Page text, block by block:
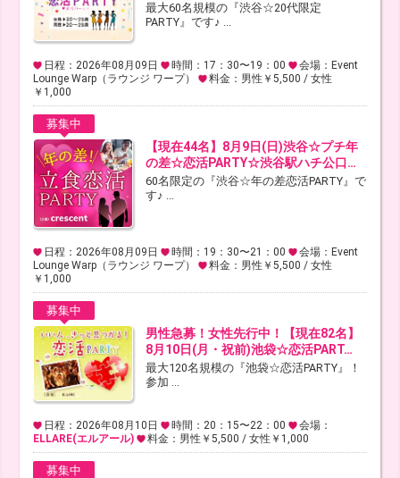
最大60名規模の『渋谷☆20代限定
PARTY』です♪ ...
日程：2026年08月09日 時間：17：30〜19：00
会場：Event
Lounge Warp（ラウンジ ワープ）
料金：男性￥5,500 / 女性
￥1,000
募集中
【現在44名】8月9日(日)渋谷☆プチ年
の差☆恋活PARTY☆渋谷駅ハチ公口…
60名限定の『渋谷☆年の差恋活PARTY』で
す♪ ...
日程：2026年08月09日 時間：19：30〜21：00
会場：Event
Lounge Warp（ラウンジ ワープ）
料金：男性￥5,500 / 女性
￥1,000
募集中
男性急募！女性先行中！【現在82名】
8月10日(月・祝前)池袋☆恋活PART…
最大120名規模の『池袋☆恋活PARTY』！
参加 ...
日程：2026年08月10日 時間：20：15〜22：00
会場：
ELLARE(エルアール)
料金：男性￥5,500 / 女性￥1,000
募集中